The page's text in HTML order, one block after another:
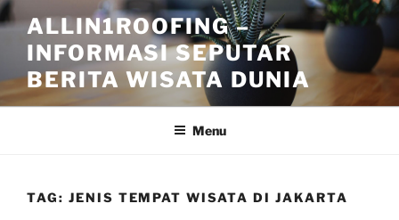
Skip
to
content
ALLIN1ROOFING –
INFORMASI SEPUTAR
BERITA WISATA DUNIA
Menu
TAG: JENIS TEMPAT WISATA DI JAKARTA